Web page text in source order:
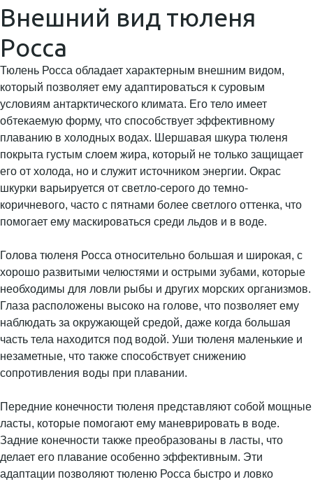
Внешний вид тюленя
Росса
Тюлень Росса обладает характерным внешним видом,
который позволяет ему адаптироваться к суровым
условиям антарктического климата. Его тело имеет
обтекаемую форму, что способствует эффективному
плаванию в холодных водах. Шершавая шкура тюленя
покрыта густым слоем жира, который не только защищает
его от холода, но и служит источником энергии. Окрас
шкурки варьируется от светло-серого до темно-
коричневого, часто с пятнами более светлого оттенка, что
помогает ему маскироваться среди льдов и в воде.
Голова тюленя Росса относительно большая и широкая, с
хорошо развитыми челюстями и острыми зубами, которые
необходимы для ловли рыбы и других морских организмов.
Глаза расположены высоко на голове, что позволяет ему
наблюдать за окружающей средой, даже когда большая
часть тела находится под водой. Уши тюленя маленькие и
незаметные, что также способствует снижению
сопротивления воды при плавании.
Передние конечности тюленя представляют собой мощные
ласты, которые помогают ему маневрировать в воде.
Задние конечности также преобразованы в ласты, что
делает его плавание особенно эффективным. Эти
адаптации позволяют тюленю Росса быстро и ловко